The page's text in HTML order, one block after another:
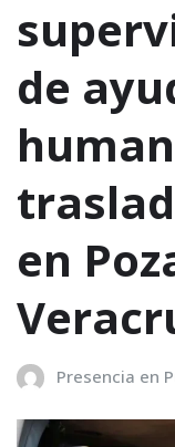
de
en
Presencia en